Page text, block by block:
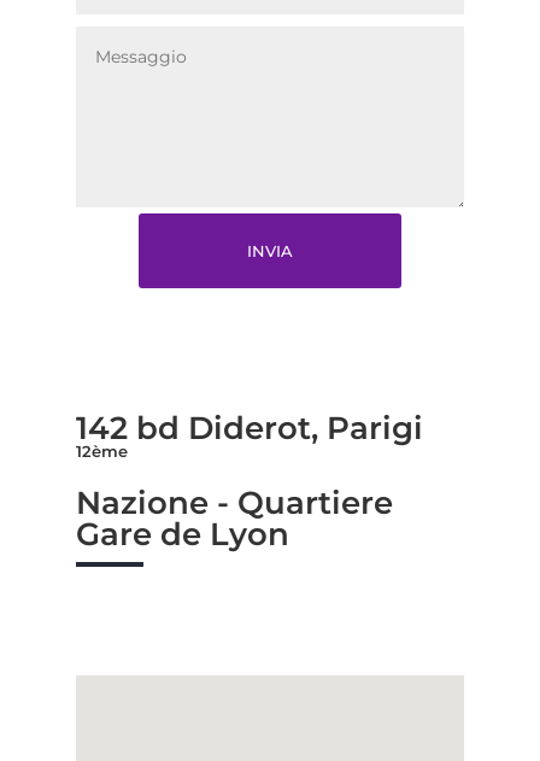
INVIA
142 bd Diderot, Parigi
12ème
Nazione - Quartiere
Gare de Lyon